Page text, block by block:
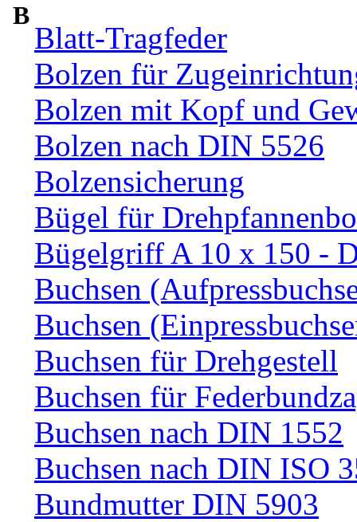
B
Blatt-Tragfeder
Bolzen für
Bolzen mit Kopf und
Bolzen nach DIN 5526
Bolzensicherung
Bügel für
Bügelgriff A 10 x 150 -
Buchsen
Buchsen
Buchsen für Drehgestell
Buchsen für
Buchsen nach DIN 1552
Buchsen nach DIN ISO
Bundmutter DIN 5903